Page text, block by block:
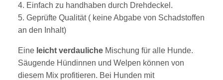
4. Einfach zu handhaben durch Drehdeckel.
5. Geprüfte Qualität ( keine Abgabe von Schadstoffen
an den Inhalt)
Eine leicht verdauliche Mischung für alle Hunde.
Säugende Hündinnen und Welpen können von
diesem Mix profitieren. Bei Hunden mit